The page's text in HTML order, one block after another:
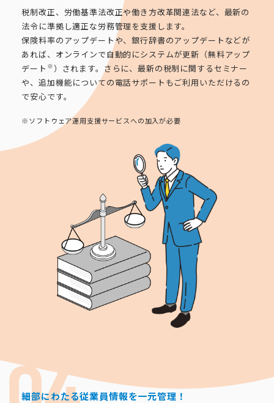
税制改正、労働基準法改正や働き方改革関連法など、最新の
法令に準拠し適正な労務管理を支援します。
保険料率のアップデートや、銀行辞書のアップデートなどが
あれば、オンラインで自動的にシステムが更新（無料アップ
デート ※）されます。さらに、最新の税制に関するセミナー
や、追加機能についての電話サポートもご利用いただけるの
で安心です。
※ソフトウェア運用支援サービスへの加入が必要
細部にわたる従業員情報を一元管理！